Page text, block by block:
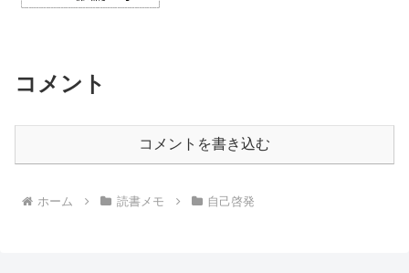
コメント
コメントを書き込む
ホーム 読書メモ 自己啓発